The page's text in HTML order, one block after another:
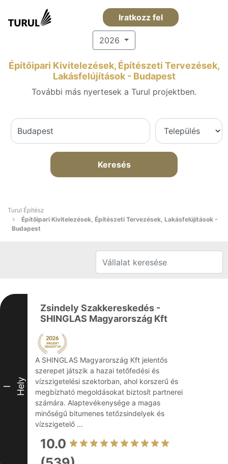
Iratkozz fel
2026
Építőipari Kivitelezések, Építészeti Tervezések,
Lakásfelújítások - Budapest
További más nyertesek a Turul projektben.
Keresés
Turul Építész
Építőipari Kivitelezések, Építészeti Tervezések, Lakásfelújítások -
Budapest
I Hely
Zsindely Szakkereskedés -
SHINGLAS Magyarország Kft
A SHINGLAS Magyarország Kft jelentős
szerepet játszik a hazai tetőfedési és
vízszigetelési szektorban, ahol korszerű és
megbízható megoldásokat biztosít partnerei
számára. Alaptevékenysége a magas
minőségű bitumenes tetőzsindelyek és
vízszigetelő ...
10.0